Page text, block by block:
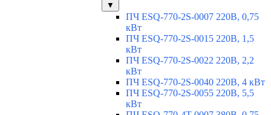
▼
ПЧ ESQ-770-2S-0007 220В, 0,75
кВт
ПЧ ESQ-770-2S-0015 220В, 1,5
кВт
ПЧ ESQ-770-2S-0022 220В, 2,2
кВт
ПЧ ESQ-770-2S-0040 220В, 4 кВт
ПЧ ESQ-770-2S-0055 220В, 5,5
кВт